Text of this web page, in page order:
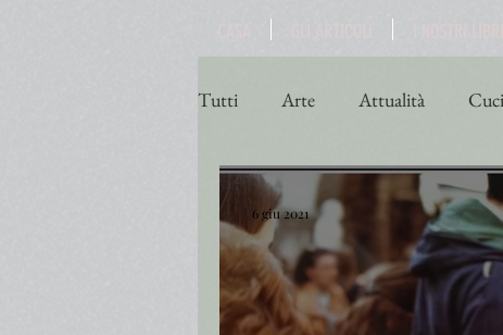
Tutti Arte Attualità
Poesia Religione
6 giu 2021